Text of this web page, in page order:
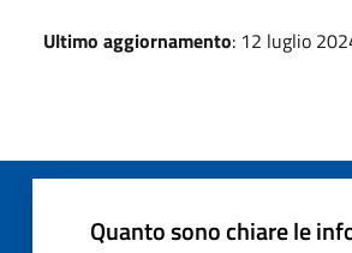
Ultimo aggiornamento: 12 luglio
Quanto sono chiare le